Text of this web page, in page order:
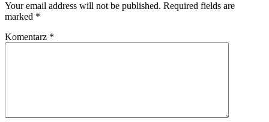
Your email address will not be published. Required fields are
marked *
Komentarz *